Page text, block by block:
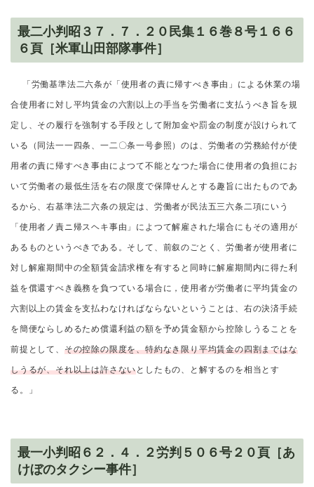
最二小判昭３７．７．２０民集１６巻８号１６６
６頁［米軍山田部隊事件］
「労働基準法二六条が「使用者の責に帰すべき事由」による休業の場
合使用者に対し平均賃金の六割以上の手当を労働者に支払うべき旨を規
定し、その履行を強制する手段として附加金や罰金の制度が設けられて
いる（同法一一四条、一二〇条一号参照）のは、労働者の労務給付が使
用者の責に帰すべき事由によつて不能となつた場合に使用者の負担にお
いて労働者の最低生活を右の限度で保障せんとする趣旨に出たものであ
るから、右基準法二六条の規定は、労働者が民法五三六条二項にいう
「使用者ノ責ニ帰スヘキ事由」によつて解雇された場合にもその適用が
あるものというべきである。そして、前叙のごとく、労働者が使用者に
対し解雇期間中の全額賃金請求権を有すると同時に解雇期間内に得た利
益を償還すべき義務を負つている場合に，使用者が労働者に平均賃金の
六割以上の賃金を支払わなければならないということは、右の決済手続
を簡便ならしめるため償還利益の額を予め賃金額から控除しうることを
前提として、 その控除の限度を、特約なき限り平均賃金の四割まではな
しうるが、それ以上は許さないとしたもの、と解するのを相当とす
る。」
最一小判昭６２．４．２労判５０６号２０頁［あ
けぼのタクシー事件］